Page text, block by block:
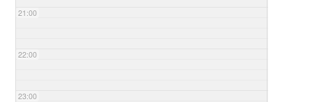
21:00
22:00
23:00